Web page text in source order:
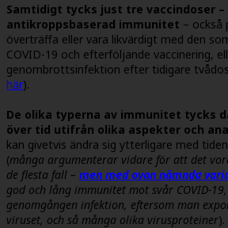
Samtidigt tycks just tre vaccindoser
antikroppsbaserad immunitet – också
överträffa eller vara likvärdigt med den
COVID-19 och efterföljande vaccinering,
genombrottsinfektion efter tidigare
här).
De olika typerna av immunitet tycks
över tid utifrån olika aspekter och
kan givetvis ändra sig ytterligare med
(många argumenterar vidare för att det
de flesta fall – men med ovan nämnda
god och lång immunitet mot svår COVID-
genomgången infektion, eftersom man
viruset, och så många olika virusproteiner).